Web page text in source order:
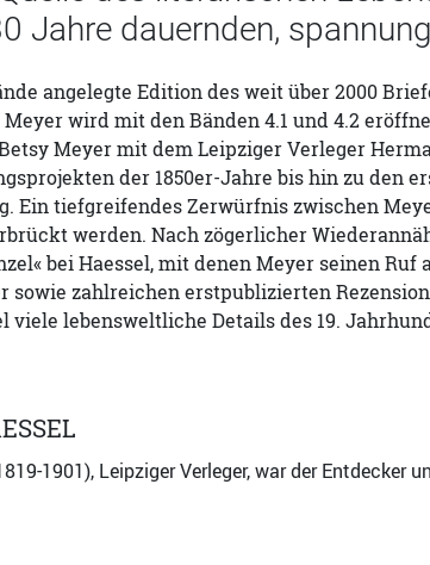
Jahre dauernden,
angelegte Edition des weit über 2000
wird mit den Bänden 4.1 und 4.2
Meyer mit dem Leipziger Verleger
der 1850er-Jahre bis hin zu den
Ein tiefgreifendes Zerwürfnis zwischen
werden. Nach zögerlicher
bei Haessel, mit denen Meyer seinen
sowie zahlreichen erstpublizierten
viele lebensweltliche Details des 19.
1901), Leipziger Verleger, war der Entdecker